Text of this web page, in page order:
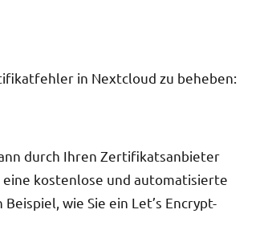
in Nextcloud zu beheben:
durch Ihren Zertifikatsanbieter
eine kostenlose und automatisierte
wie Sie ein Let’s Encrypt-